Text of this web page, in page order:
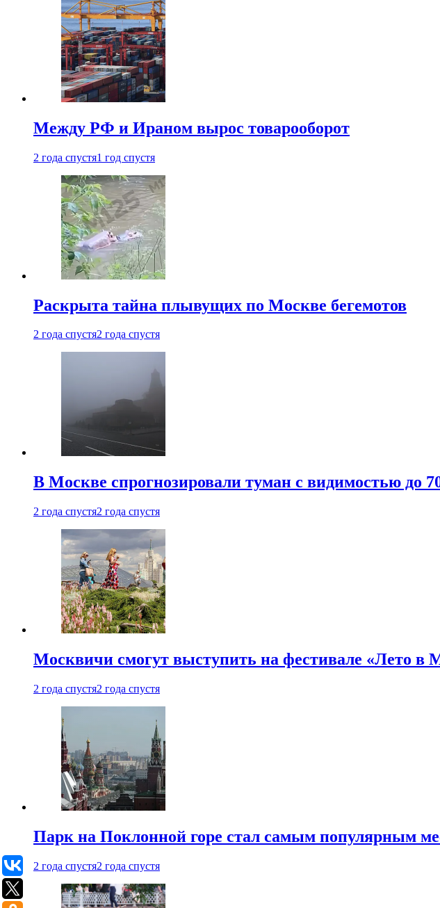
Между РФ и Ираном вырос товарооборот
2 года спустя1 год спустя
Раскрыта тайна плывущих по Москве бегемотов
2 года спустя2 года спустя
В Москве спрогнозировали туман с видимостью до
2 года спустя2 года спустя
Москвичи смогут выступить на фестивале «Лето в
2 года спустя2 года спустя
Парк на Поклонной горе стал самым популярным
2 года спустя2 года спустя